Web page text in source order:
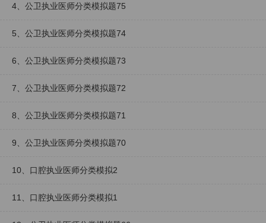
4、公卫执业医师分类模拟题75
5、公卫执业医师分类模拟题74
6、公卫执业医师分类模拟题73
7、公卫执业医师分类模拟题72
8、公卫执业医师分类模拟题71
9、公卫执业医师分类模拟题70
10、口腔执业医师分类模拟2
11、口腔执业医师分类模拟1